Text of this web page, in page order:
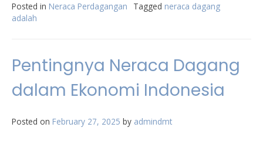
Posted in Neraca Perdagangan Tagged neraca dagang
adalah
Pentingnya Neraca Dagang
dalam Ekonomi Indonesia
Posted on February 27, 2025 by admindmt